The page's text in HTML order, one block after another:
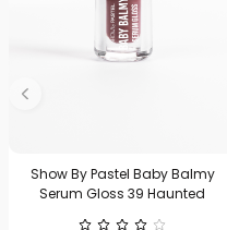
Show By Pastel Baby Balmy
Serum Gloss 39 Haunted